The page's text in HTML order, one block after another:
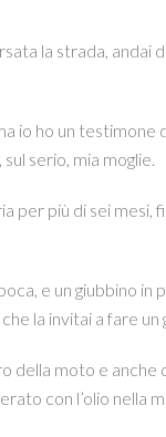
la strada, andai
io ho un testimone
serio, mia moglie.
per più di sei mesi,
e un giubbino in
la invitai a fare un
della moto e anche
con l’olio nella